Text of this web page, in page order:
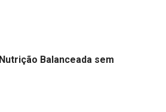
Balanceada sem